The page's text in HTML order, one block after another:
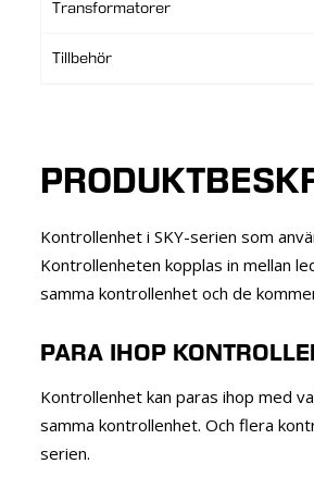
Transformatorer
Tillbehör
Kontrollenhet i SKY-serien som
Kontrollenheten kopplas in mellan
samma kontrollenhet och de
PARA IHOP
Kontrollenhet kan paras ihop med
samma kontrollenhet. Och flera
serien.